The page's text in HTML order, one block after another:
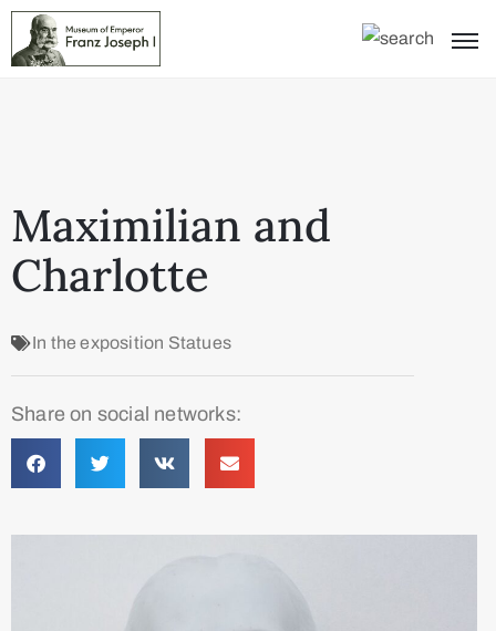
Maximilian and
Charlotte
In the exposition Statues
Share on social networks: